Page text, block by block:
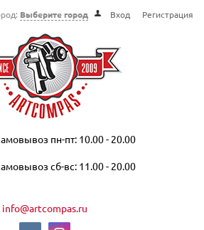
Выберите город Вход Регистрация
пн-пт: 10.00 - 20.00
сб-вс: 11.00 - 20.00
info@artcompas.ru